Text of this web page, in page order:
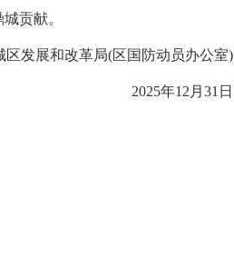
贡献。
区发展和改革局(区国防动员办公室)
2025年12月31日